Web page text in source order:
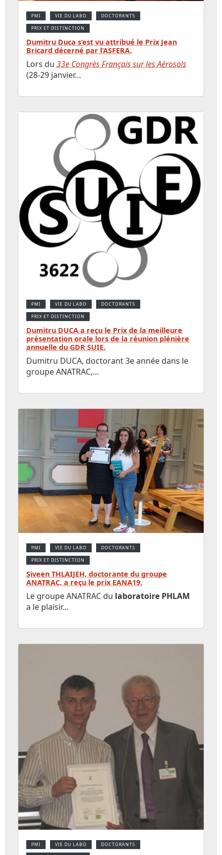
PMI VIE DU LABO DOCTORANTS
PRIX ET DISTINCTION
Dumitru Duca s’est vu attribué le Prix Jean
Bricard décerné par l’ASFERA.
Lors du 33e Congrès Français sur les Aérosols
(28-29 janvier…
PMI VIE DU LABO DOCTORANTS
PRIX ET DISTINCTION
Dumitru DUCA a reçu le Prix de la meilleure
présentation orale lors de la réunion plénière
annuelle du GDR SUIE.
Dumitru DUCA, doctorant 3e année dans le
groupe ANATRAC,…
PMI VIE DU LABO DOCTORANTS
PRIX ET DISTINCTION
Siveen THLAIJEH, doctorante du groupe
ANATRAC, a reçu le prix EANA19.
Le groupe ANATRAC du laboratoire PHLAM
a le plaisir…
PMI VIE DU LABO DOCTORANTS